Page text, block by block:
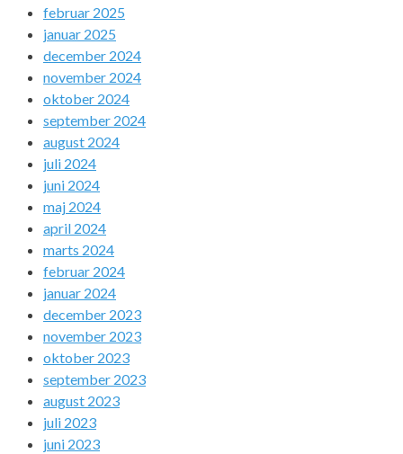
februar 2025
januar 2025
december 2024
november 2024
oktober 2024
september 2024
august 2024
juli 2024
juni 2024
maj 2024
april 2024
marts 2024
februar 2024
januar 2024
december 2023
november 2023
oktober 2023
september 2023
august 2023
juli 2023
juni 2023